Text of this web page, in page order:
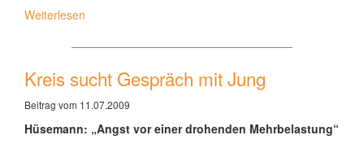
Weiterlesen
Kreis sucht Gespräch mit Jung
Beitrag vom 11.07.2009
Hüsemann: „Angst vor einer drohenden Mehrbelastung“